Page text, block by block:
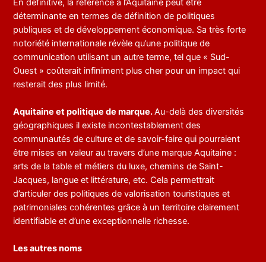
déterminante en termes de définition de politiques
publiques et de développement économique. Sa très forte
notoriété internationale révèle qu’une politique de
communication utilisant un autre terme, tel que « Sud-
Ouest » coûterait infiniment plus cher pour un impact qui
resterait des plus limité.
Aquitaine et politique de marque.Au-delà des diversités
géographiques il existe incontestablement des
communautés de culture et de savoir-faire qui pourraient
être mises en valeur au travers d’une marque Aquitaine :
arts de la table et métiers du luxe, chemins de Saint-
Jacques, langue et littérature, etc. Cela permettrait
d’articuler des politiques de valorisation touristiques et
patrimoniales cohérentes grâce à un territoire clairement
identifiable et d’une exceptionnelle richesse.
Les autres noms